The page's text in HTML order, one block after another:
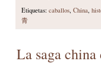
Etiquetas: caballos China
青
La saga